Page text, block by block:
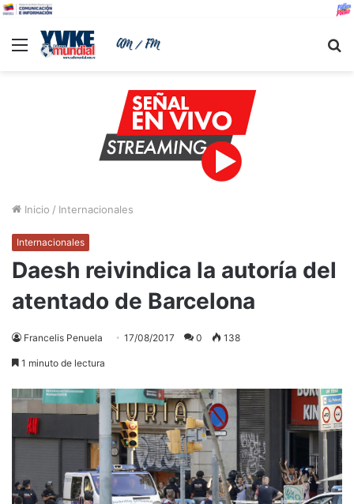
Menu
Inicio / Internacionales
Internacionales
Daesh reivindica la autoría del
atentado de Barcelona
Francelis Penuela 17/08/2017 0 138
1 minuto de lectura